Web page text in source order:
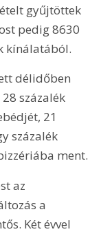
gyűjtöttek
pedig 8630
kínálatából.
délidőben
százalék
21
százalék
ment.
az
a
Két évvel